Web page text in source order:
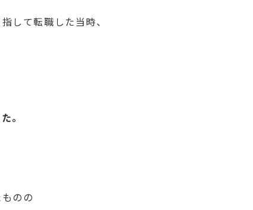
して転職した当時、
。
のの